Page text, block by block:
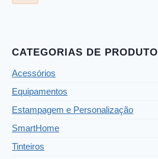
CATEGORIAS DE PRODUTO
Acessórios
Equipamentos
Estampagem e Personalização
SmartHome
Tinteiros